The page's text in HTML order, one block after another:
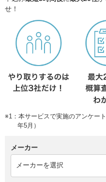
せ！
※1：本サービスで実施のアンケー
年5月）
メーカー